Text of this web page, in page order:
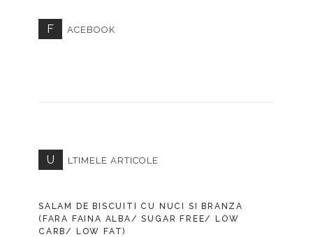
F ACEBOOK
U LTIMELE ARTICOLE
SALAM DE BISCUITI CU NUCI SI BRANZA
(FARA FAINA ALBA/ SUGAR FREE/ LOW
CARB/ LOW FAT)